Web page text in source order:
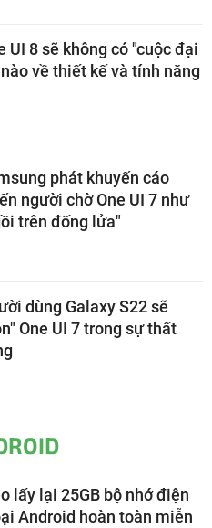
UI 8 sẽ không có "cuộc đại
về thiết kế và tính năng
phát khuyến cáo
người chờ One UI 7 như
trên đống lửa"
dùng Galaxy S22 sẽ
One UI 7 trong sự thất
lấy lại 25GB bộ nhớ điện
Android hoàn toàn miễn